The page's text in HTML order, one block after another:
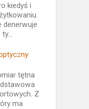
kiedyś i
denerwuje
tętna
Z
ma